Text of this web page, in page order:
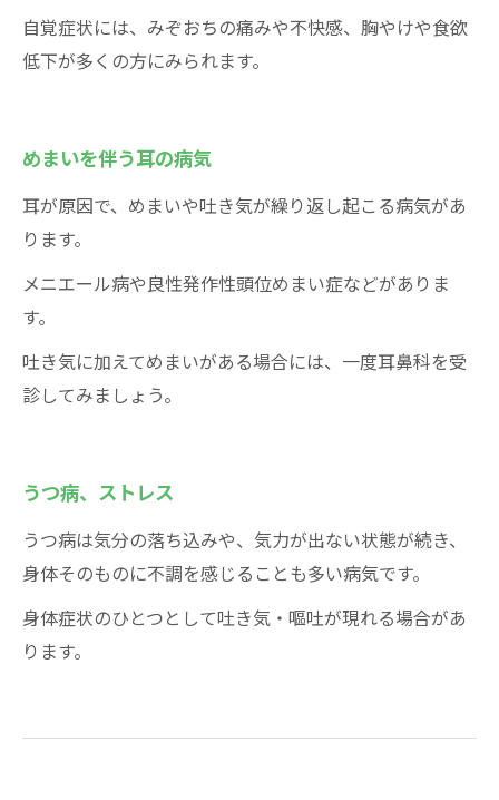
自覚症状には、みぞおちの痛みや不快感、胸やけや食欲
低下が多くの方にみられます。
めまいを伴う耳の病気
耳が原因で、めまいや吐き気が繰り返し起こる病気があ
ります。
メニエール病や良性発作性頭位めまい症などがありま
す。
吐き気に加えてめまいがある場合には、一度耳鼻科を受
診してみましょう。
うつ病、ストレス
うつ病は気分の落ち込みや、気力が出ない状態が続き、
身体そのものに不調を感じることも多い病気です。
身体症状のひとつとして吐き気・嘔吐が現れる場合があ
ります。